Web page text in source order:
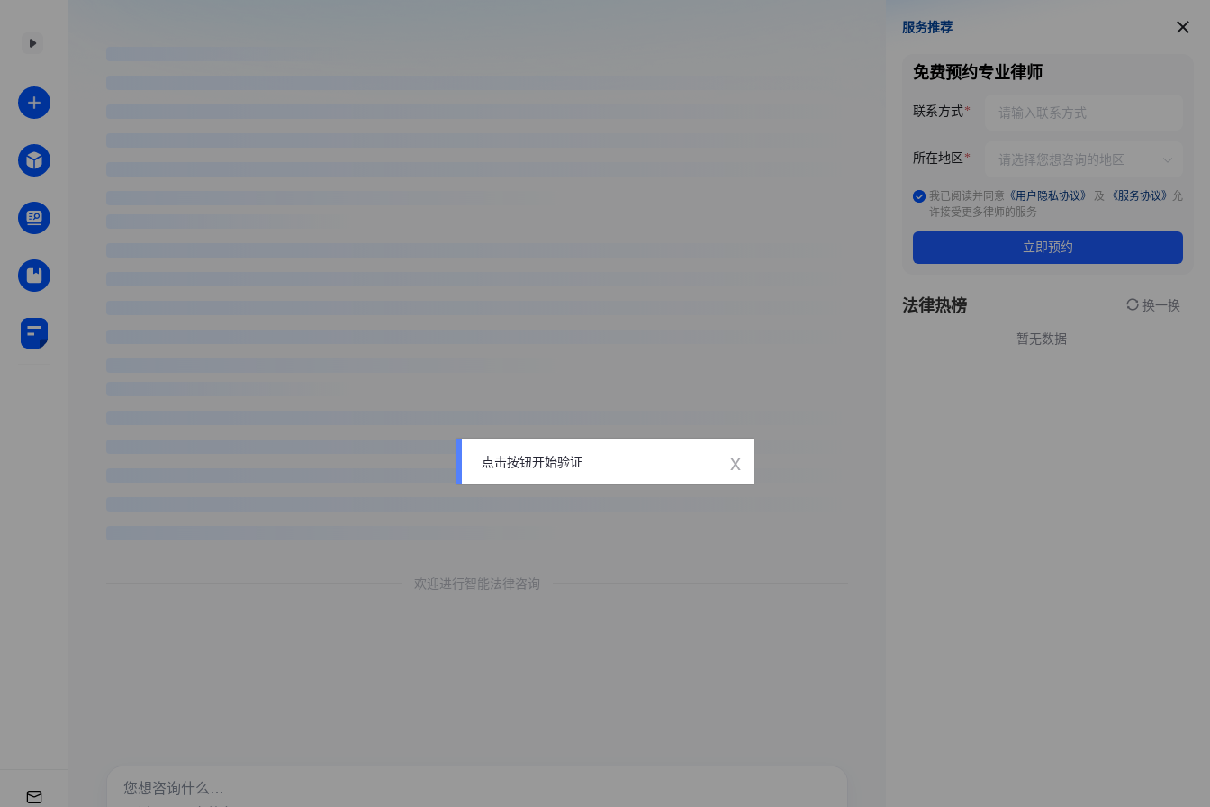
欢迎进行智能法律咨询
服务推荐
服务推荐
免费预约专业律师
联系方式
所在地区
我已阅读并同意 《用户隐私协议》 及 《服务协议》 允
许接受更多律师的服务
立即预约
法律热榜 换一换
暂无数据
点击按钮开始验证 x